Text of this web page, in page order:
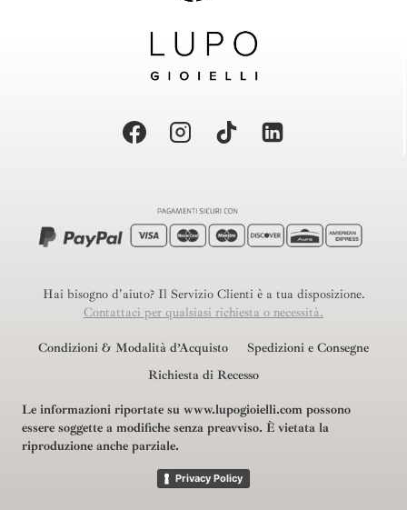
Hai bisogno d'aiuto? Il Servizio Clienti è a tua disposizione.
Contattaci per qualsiasi richiesta o necessità.
Condizioni & Modalità d’Acquisto
Spedizioni e Consegne
Richiesta di Recesso
Le informazioni riportate su www.lupogioielli.com possono
essere soggette a modifiche senza preavviso. È vietata la
riproduzione anche parziale.
Privacy Policy